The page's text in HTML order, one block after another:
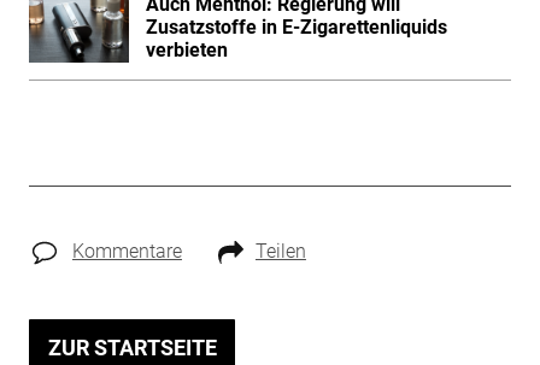
Zusatzstoffe in E-Zigarettenliquids
verbieten
Kommentare Teilen
ZUR STARTSEITE